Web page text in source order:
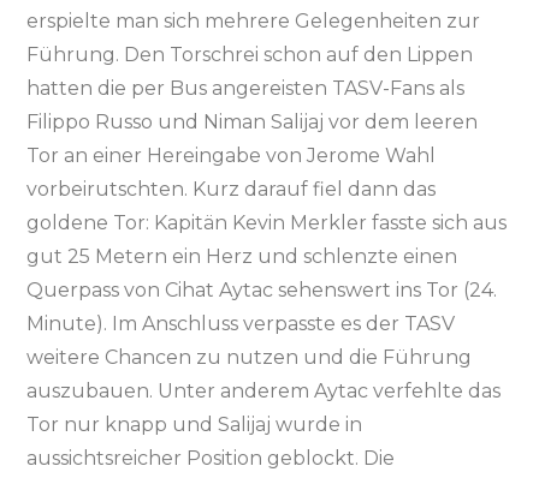
erspielte man sich mehrere Gelegenheiten zur
Führung. Den Torschrei schon auf den Lippen
hatten die per Bus angereisten TASV-Fans als
Filippo Russo und Niman Salijaj vor dem leeren
Tor an einer Hereingabe von Jerome Wahl
vorbeirutschten. Kurz darauf fiel dann das
goldene Tor: Kapitän Kevin Merkler fasste sich aus
gut 25 Metern ein Herz und schlenzte einen
Querpass von Cihat Aytac sehenswert ins Tor (24.
Minute). Im Anschluss verpasste es der TASV
weitere Chancen zu nutzen und die Führung
auszubauen. Unter anderem Aytac verfehlte das
Tor nur knapp und Salijaj wurde in
aussichtsreicher Position geblockt. Die